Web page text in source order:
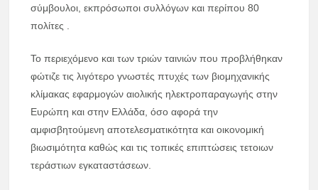
σύμβουλοι, εκπρόσωποι συλλόγων και περίπου 80
πολίτες .
Το περιεχόμενο και των τριών ταινιών που προβλήθηκαν
φώτιζε τις λιγότερο γνωστές πτυχές των βιομηχανικής
κλίμακας εφαρμογών αιολικής ηλεκτροπαραγωγής στην
Ευρώπη και στην Ελλάδα, όσο αφορά την
αμφισβητούμενη αποτελεσματικότητα και οικονομική
βιωσιμότητα καθώς και τις τοπικές επιπτώσεις τετοιων
τεράστιων εγκαταστάσεων.